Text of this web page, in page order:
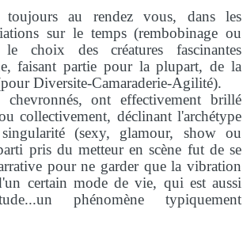
au rendez vous, dans les
sur le temps (rembobinage ou
le choix des créatures fascinantes
faisant partie pour la plupart, de la
Diversite-Camaraderie-Agilité).
chevronnés, ont effectivement brillé
collectivement, déclinant l'archétype
(sexy, glamour, show ou
pris du metteur en scène fut de se
pour ne garder que la vibration
certain mode de vie, qui est aussi
phénomène typiquement